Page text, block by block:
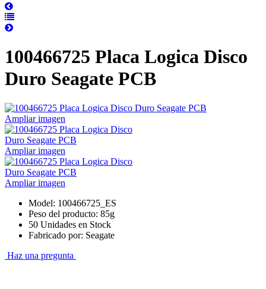
100466725 Placa Logica Disco
Duro Seagate PCB
Ampliar imagen
Ampliar imagen
Ampliar imagen
Model: 100466725_ES
Peso del producto: 85g
50 Unidades en Stock
Fabricado por: Seagate
Haz una pregunta